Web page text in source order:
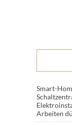
Smart-
Arbeiten